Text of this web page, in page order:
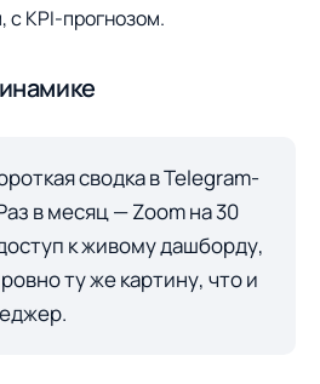
KPI-прогнозом.
сводка в Telegram-
в месяц — Zoom на 30
к живому дашборду,
ту же картину, что и